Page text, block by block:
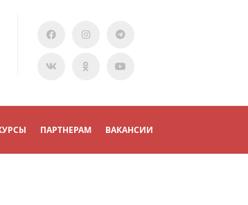
ПАРТНЕРАМ ВАКАНСИИ